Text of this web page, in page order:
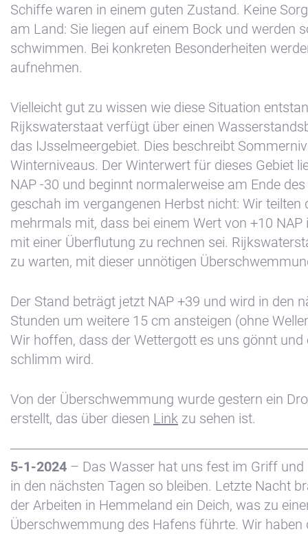
Schiffe waren in einem guten Zustand. Keine
am Land: Sie liegen auf einem Bock und werden
schwimmen. Bei konkreten Besonderheiten
aufnehmen.
Vielleicht gut zu wissen wie diese Situation
Rijkswaterstaat verfügt über einen
das IJsselmeergebiet. Dies beschreibt
Winterniveaus. Der Winterwert für dieses Gebiet
NAP -30 und beginnt normalerweise am Ende
geschah im vergangenen Herbst nicht: Wir teilten
mehrmals mit, dass bei einem Wert von +10
mit einer Überflutung zu rechnen sei.
zu warten, mit dieser unnötigen
Der Stand beträgt jetzt NAP +39 und wird in den
Stunden um weitere 15 cm ansteigen (ohne
Wir hoffen, dass der Wettergott es uns gönnt und
schlimm wird.
Von der Überschwemmung wurde gestern ein
erstellt, das über diesen Link zu sehen ist.
5-1-2024 – Das Wasser hat uns fest im Griff
in den nächsten Tagen so bleiben. Letzte Nacht
der Arbeiten in Hemmeland ein Deich, was zu
Überschwemmung des Hafens führte. Wir haben